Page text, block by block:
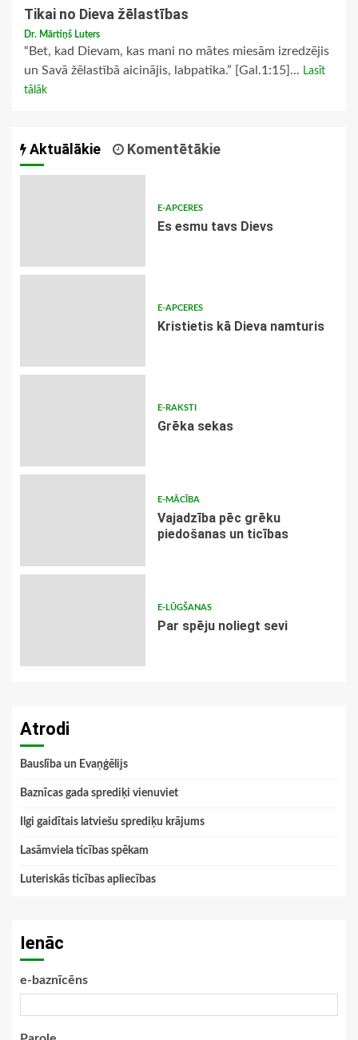
Tikai no Dieva žēlastības
Dr. Mārtiņš Luters
“Bet, kad Dievam, kas mani no mātes miesām izredzējis
un Savā žēlastībā aicinājis, labpatika.” [Gal.1:15]... Lasīt
tālāk
Aktuālākie Komentētākie
E-APCERES
Es esmu tavs Dievs
E-APCERES
Kristietis kā Dieva namturis
E-RAKSTI
Grēka sekas
E-MĀCĪBA
Vajadzība pēc grēku
piedošanas un ticības
E-LŪGŠANAS
Par spēju noliegt sevi
Atrodi
Bauslība un Evaņģēlijs
Baznīcas gada sprediķi vienuviet
Ilgi gaidītais latviešu sprediķu krājums
Lasāmviela ticības spēkam
Luteriskās ticības apliecības
Ienāc
e-baznīcēns